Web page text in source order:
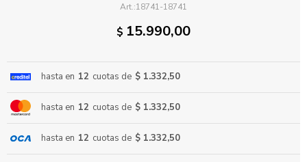
18741-18741
$ 15.990,00
hasta en 12 cuotas de $ 1.332,50
hasta en 12 cuotas de $ 1.332,50
hasta en 12 cuotas de $ 1.332,50